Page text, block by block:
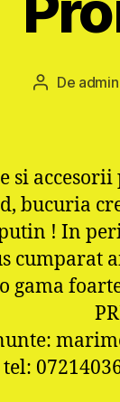
Autor
De admin
si
bucuria
! In
cumparat
gama
DE